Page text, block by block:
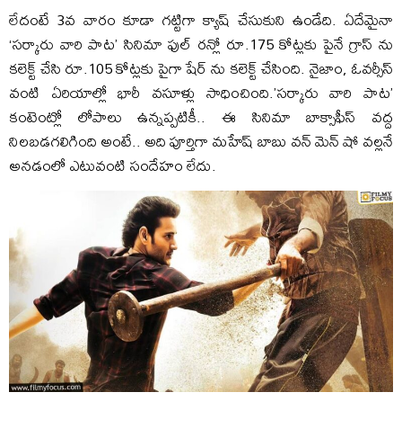
లేదంటే 3వ వారం కూడా గట్టిగా క్యాష్ చేసుకుని ఉండేది. ఏదేమైనా
‘సర్కారు వారి పాట’ సినిమా ఫుల్ రన్లో రూ.175 కోట్లకు పైనే గ్రాస్ ను
కలెక్ట్ చేసి రూ.105 కోట్లకు పైగా షేర్ ను కలెక్ట్ చేసింది. నైజాం, ఓవర్సీస్
వంటి ఏరియాల్లో భారీ వసూళ్లు సాధించింది.’సర్కారు వారి పాట’
కంటెంట్లో లోపాలు ఉన్నప్పటికీ.. ఈ సినిమా బాక్సాఫీస్ వద్ద
నిలబడగలిగింది అంటే.. అది పూర్తిగా మహేష్ బాబు వన్ మెన్ షో వల్లనే
అనడంలో ఎటువంటి సందేహం లేదు.